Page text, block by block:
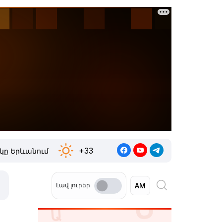
Երևանում +33
Լավ լուրեր